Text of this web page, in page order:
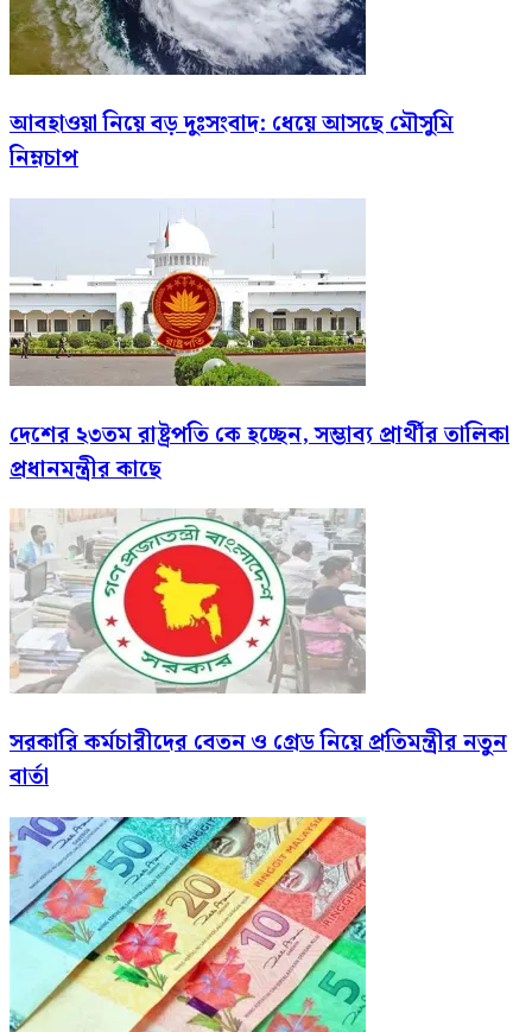
আবহাওয়া নিয়ে বড় দুঃসংবাদ: ধেয়ে আসছে মৌসুমি
নিম্নচাপ
দেশের ২৩তম রাষ্ট্রপতি কে হচ্ছেন, সম্ভাব্য প্রার্থীর তালিকা
প্রধানমন্ত্রীর কাছে
সরকারি কর্মচারীদের বেতন ও গ্রেড নিয়ে প্রতিমন্ত্রীর নতুন
বার্তা